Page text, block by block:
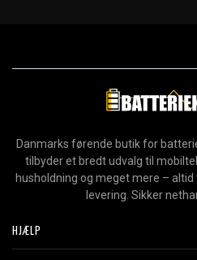
Danmarks førende butik for
tilbyder et bredt udvalg til
husholdning og meget mere –
levering. Sikker
HJÆLP